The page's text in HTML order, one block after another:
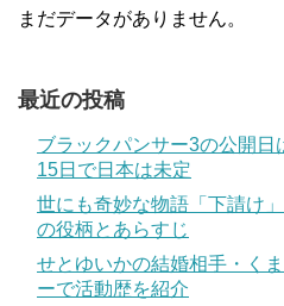
まだデータがありません。
最近の投稿
ブラックパンサー3の公開日
15日で日本は未定
世にも奇妙な物語「下請け
の役柄とあらすじ
せとゆいかの結婚相手・く
ーで活動歴を紹介